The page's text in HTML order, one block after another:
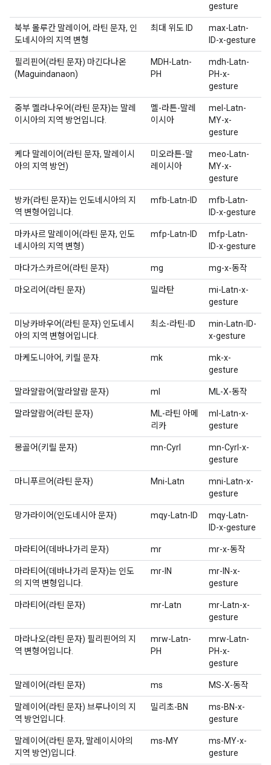
gesture
북부 몰루칸 말레이어, 라틴 문자, 인
도네시아의 지역 변형
최대 위도 ID
max-Latn-
ID-x-gesture
필리핀어(라틴 문자) 마긴다나온
(Maguindanaon)
MDH-Latn-
PH
mdh-Latn-
PH-x-
gesture
중부 멜라나우어(라틴 문자)는 말레
이시아의 지역 방언입니다.
멜-라튼-말레
이시아
mel-Latn-
MY-x-
gesture
케다 말레이어(라틴 문자, 말레이시
아의 지역 방언)
미오라튼-말
레이시아
meo-Latn-
MY-x-
gesture
방카(라틴 문자)는 인도네시아의 지
역 변형어입니다.
mfb-Latn-ID
mfb-Latn-
ID-x-gesture
마카사르 말레이어(라틴 문자, 인도
네시아의 지역 변형)
mfp-Latn-ID
mfp-Latn-
ID-x-gesture
마다가스카르어(라틴 문자) mg mg-x-동작
마오리어(라틴 문자) 밀라탄
mi-Latn-x-
gesture
미낭카바우어(라틴 문자) 인도네시
아의 지역 변형어입니다.
최소-라틴-ID
min-Latn-ID-
x-gesture
마케도니아어, 키릴 문자. mk
mk-x-
gesture
말라얄람어(말라얄람 문자) ml ML-X-동작
말라얄람어(라틴 문자)
ML-라틴 아메
리카
ml-Latn-x-
gesture
몽골어(키릴 문자) mn-Cyrl
mn-Cyrl-x-
gesture
마니푸르어(라틴 문자) Mni-Latn
mni-Latn-x-
gesture
망가라이어(인도네시아 문자) mqy-Latn-ID
mqy-Latn-
ID-x-gesture
마라티어(데바나가리 문자) mr mr-x-동작
마라티어(데바나가리 문자)는 인도
의 지역 변형입니다.
mr-IN
mr-IN-x-
gesture
마라티어(라틴 문자) mr-Latn
mr-Latn-x-
gesture
마라나오(라틴 문자) 필리핀어의 지
역 변형어입니다.
mrw-Latn-
PH
mrw-Latn-
PH-x-
gesture
말레이어(라틴 문자) ms MS-X-동작
말레이어(라틴 문자) 브루나이의 지
역 방언입니다.
밀리초-BN
ms-BN-x-
gesture
말레이어(라틴 문자, 말레이시아의
지역 방언)입니다.
ms-MY
ms-MY-x-
gesture